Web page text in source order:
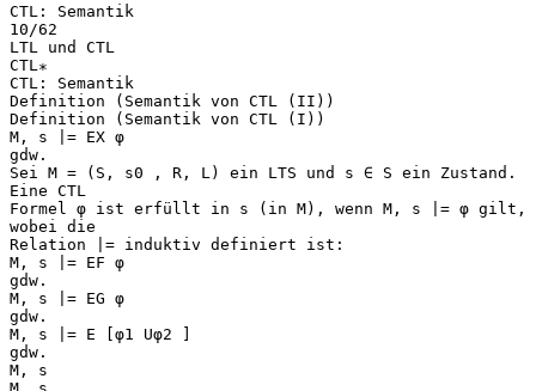
CTL: Semantik
10/62
LTL und CTL
CTL∗
CTL: Semantik
Definition (Semantik von CTL (II))
Definition (Semantik von CTL (I))
M, s |= EX φ
gdw.
Sei M = (S, s0 , R, L) ein LTS und s ∈ S ein Zustand.
Eine CTL
Formel φ ist erfüllt in s (in M), wenn M, s |= φ gilt,
wobei die
Relation |= induktiv definiert ist:
M, s |= EF φ
gdw.
M, s |= EG φ
gdw.
M, s |= E [φ1 Uφ2 ]
gdw.
M, s